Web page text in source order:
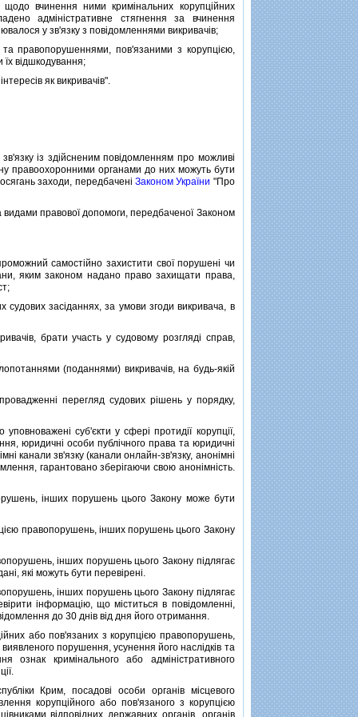
вчинення ними кримiнальних корупцiйних
адмiнiстративне стягнення за вчинення
у зв'язку з повiдомленнями викривачiв;
пов'язаними з корупцiєю,
їх вiдшкодування;
як викривачiв".
iз здiйсненим повiдомленням про можливi
правоохоронними органами до них можуть бути
заходи, передбаченiЗаконом України "Про
правової допомоги, передбаченої Законом
самостiйно захистити свої порушенi чи
яким законом надано право захищати права,
засiданнях, за умови згоди викривача, в
брати участь у судовому розглядi справ,
(поданнями) викривачiв, на будь-якiй
перегляд судових рiшень у порядку,
суб'єкти у сферi протидiї корупцiї,
юридичнi особи публiчного права та юридичнi
канали зв'язку (канали онлайн-зв'язку, анонiмнi
гарантовано зберiгаючи свою анонiмнiсть.
iнших порушень цього Закону може бути
правопорушень, iнших порушень цього Закону
iнших порушень цього Закону пiдлягає
якi можуть бути перевiренi.
iнших порушень цього Закону пiдлягає
iнформацiю, що мiститься в повiдомленнi,
до 30 днiв вiд дня його отримання.
або пов'язаних з корупцiєю правопорушень,
порушення, усунення його наслiдкiв та
ознак кримiнального або адмiнiстративного
Крим, посадовi особи органiв мiсцевого
корупцiйного або пов'язаного з корупцiєю
вiдповiдних державних органiв, органiв